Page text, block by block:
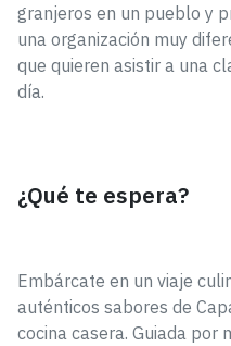
granjeros en un pueblo y
una organización muy
que quieren asistir a una
día.
¿Qué te espera?
Embárcate en un viaje
auténticos sabores de
cocina casera. Guiada por